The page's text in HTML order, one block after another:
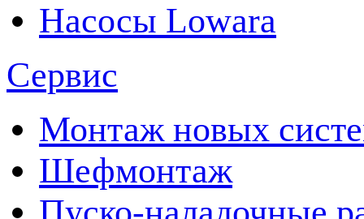
Насосы Lowara
Сервис
Монтаж новых
Шефмонтаж